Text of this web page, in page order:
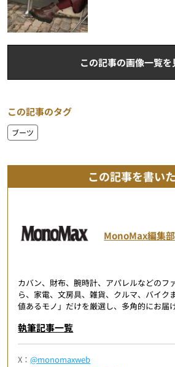
この記事の画像一覧を
この記事のタグ
ブーツ
この記事を書い
MonoMax編集部
カバン、財布、腕時計、アパレルなどのフ
ら、家電、文房具、雑貨、クルマ、バイク
値あるモノ」だけを厳選し、多角的にお届
執筆記事一覧
X：@monomaxweb